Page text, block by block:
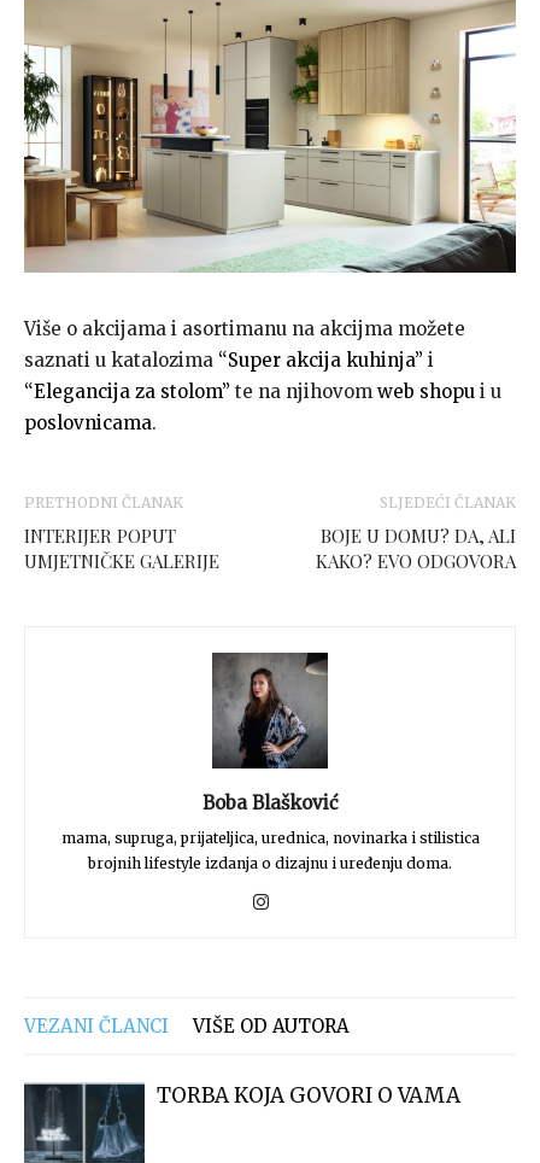
Više o akcijama i asortimanu na akcijma možete
saznati u katalozima “Super akcija kuhinja” i
“Elegancija za stolom” te na njihovom web shopu i u
poslovnicama.
PRETHODNI ČLANAK
INTERIJER POPUT
UMJETNIČKE GALERIJE
SLJEDEĆI ČLANAK
BOJE U DOMU? DA, ALI
KAKO? EVO ODGOVORA
Boba Blašković
mama, supruga, prijateljica, urednica, novinarka i stilistica
brojnih lifestyle izdanja o dizajnu i uređenju doma.
VEZANI ČLANCI VIŠE OD AUTORA
TORBA KOJA GOVORI O VAMA